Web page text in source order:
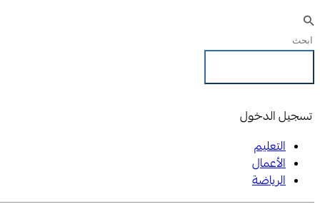
تسجيل الدخول
التعليم
الأعمال
الرياضة